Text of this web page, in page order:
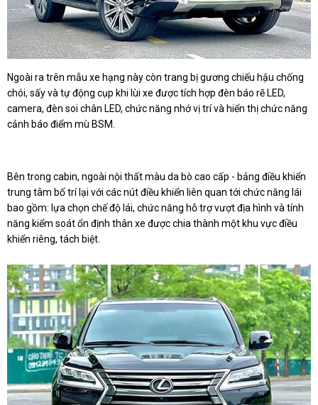
Ngoài ra trên mẫu xe hạng này còn trang bị gương chiếu hậu chống
chói, sấy và tự động cụp khi lùi xe được tích hợp đèn báo rẽ LED,
camera, đèn soi chân LED, chức năng nhớ vị trí và hiển thị chức năng
cảnh báo điểm mù BSM.
Bên trong cabin, ngoài nội thất màu da bò cao cấp - bảng điều khiển
trung tâm bố trí lại với các nút điều khiển liên quan tới chức năng lái
bao gồm: lựa chọn chế độ lái, chức năng hỗ trợ vượt địa hình và tính
năng kiểm soát ổn định thân xe được chia thành một khu vực điều
khiển riêng, tách biệt.